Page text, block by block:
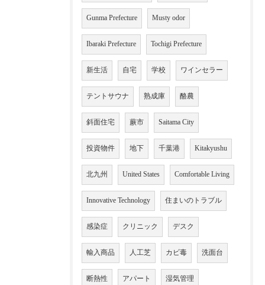
Gunma Prefecture Musty odor
Ibaraki Prefecture Tochigi Prefecture
新生活 自宅 学校 ワインセラー
テントサウナ 熟成庫 酪農
斜面住宅 蕨市 Saitama City
投資物件 地下 千葉港 Kitakyushu
北九州 United States Comfortable Living
Innovative Technology 住まいのトラブル
感染症 クリニック デスク
輸入商品 人工芝 カビ毒 洗面台
断熱性 アパート 湿気管理